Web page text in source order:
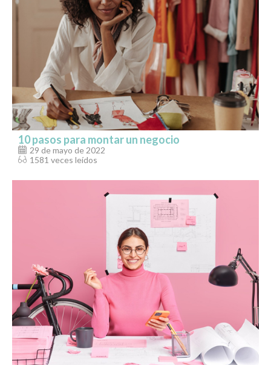
10 pasos para montar un negocio
29 de mayo de 2022
1581 veces leídos